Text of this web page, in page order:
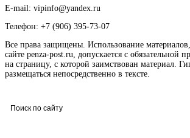
E-mail: vipinfo@yandex.ru
Телефон: +7 (906) 395-73-07
Все права защищены. Использование
сайте penza-post.ru, допускается с обязательной
на страницу, с которой заимствован материал.
размещаться непосредственно в тексте.